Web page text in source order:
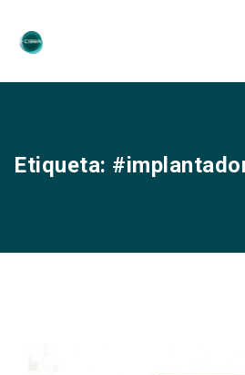
Etiqueta: